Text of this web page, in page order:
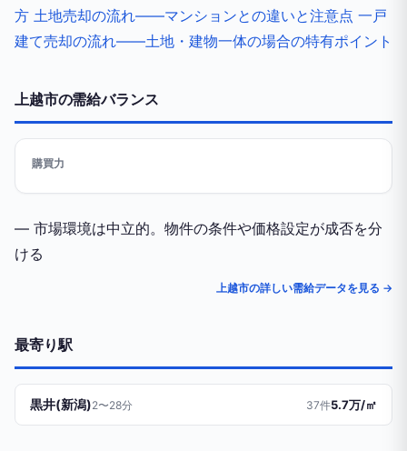
方 土地売却の流れ——マンションとの違いと注意点 一戸
建て売却の流れ——土地・建物一体の場合の特有ポイント
上越市の需給バランス
購買力
— 市場環境は中立的。物件の条件や価格設定が成否を分
ける
上越市の詳しい需給データを見る →
最寄り駅
黒井(新潟)2〜28分 37件5.7万/㎡